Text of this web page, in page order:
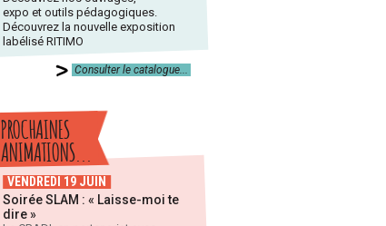
expo et outils pédagogiques.
Découvrez la nouvelle exposition
labélisé RITIMO
Consulter le catalogue...
PROCHAINES
ANIMATIONS...
VENDREDI 19 JUIN
Soirée SLAM : « Laisse-moi te
dire »